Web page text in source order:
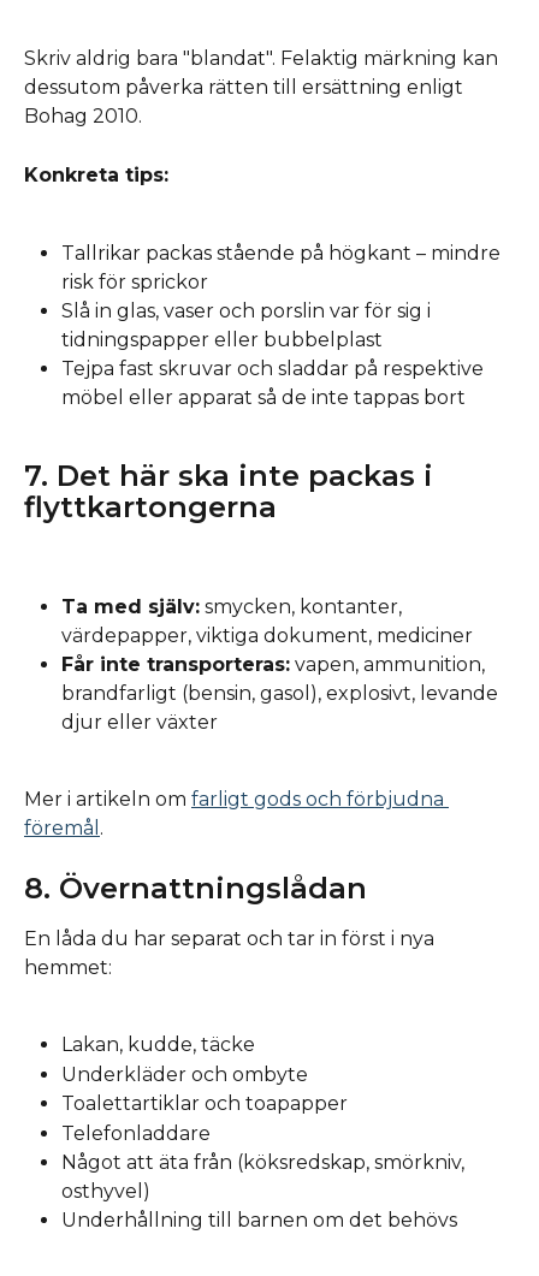
Skriv aldrig bara "blandat". Felaktig märkning kan
dessutom påverka rätten till ersättning enligt
Bohag 2010.
Konkreta tips:
Tallrikar packas stående på högkant – mindre
risk för sprickor
Slå in glas, vaser och porslin var för sig i
tidningspapper eller bubbelplast
Tejpa fast skruvar och sladdar på respektive
möbel eller apparat så de inte tappas bort
7. Det här ska inte packas i
flyttkartongerna
Ta med själv: smycken, kontanter,
värdepapper, viktiga dokument, mediciner
Får inte transporteras: vapen, ammunition,
brandfarligt (bensin, gasol), explosivt, levande
djur eller växter
Mer i artikeln om farligt gods och förbjudna
föremål .
8. Övernattningslådan
En låda du har separat och tar in först i nya
hemmet:
Lakan, kudde, täcke
Underkläder och ombyte
Toalettartiklar och toapapper
Telefonladdare
Något att äta från (köksredskap, smörkniv,
osthyvel)
Underhållning till barnen om det behövs